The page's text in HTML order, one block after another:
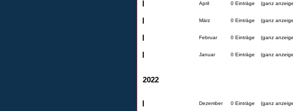
April 0 Einträge (ganz
März 0 Einträge (ganz
Februar 0 Einträge (ganz
Januar 0 Einträge (ganz
2022
Dezember 0 Einträge (ganz